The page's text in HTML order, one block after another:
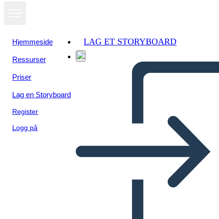
Hjemmeside
Ressurser
Priser
Lag en Storyboard
Register
Logg på
LAG ET STORYBOARD